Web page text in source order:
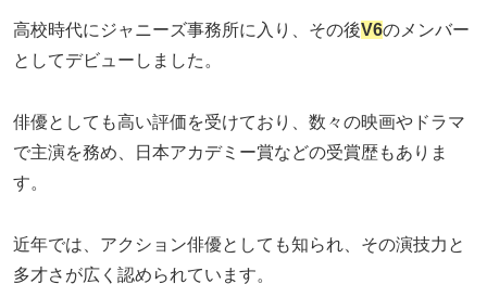
高校時代にジャニーズ事務所に入り、その後V6のメンバー
としてデビューしました。
俳優としても高い評価を受けており、数々の映画やドラマ
で主演を務め、日本アカデミー賞などの受賞歴もありま
す。
近年では、アクション俳優としても知られ、その演技力と
多才さが広く認められています。